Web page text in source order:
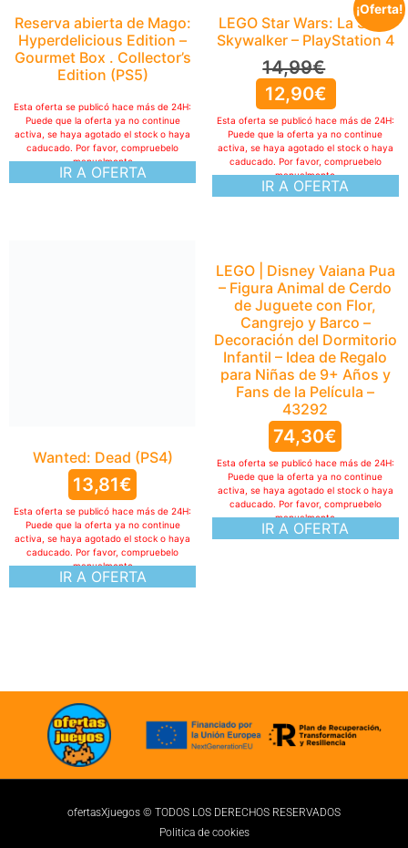
Reserva abierta de Mago:
Hyperdelicious Edition –
Gourmet Box . Collector’s
Edition (PS5)
IR A OFERTA
Esta oferta se publicó hace más de 24H:
Puede que la oferta ya no continue
activa, se haya agotado el stock o haya
caducado. Por favor, compruebelo
manualmente
¡Oferta!
LEGO Star Wars: La Saga
Skywalker – PlayStation 4
14,99€
12,90€
IR A OFERTA
Esta oferta se publicó hace más de 24H:
Puede que la oferta ya no continue
activa, se haya agotado el stock o haya
caducado. Por favor, compruebelo
manualmente
LEGO | Disney Vaiana Pua
– Figura Animal de Cerdo
de Juguete con Flor,
Cangrejo y Barco –
Decoración del Dormitorio
Infantil – Idea de Regalo
para Niñas de 9+ Años y
Fans de la Película –
43292
74,30€
IR A OFERTA
Esta oferta se publicó hace más de 24H:
Puede que la oferta ya no continue
activa, se haya agotado el stock o haya
caducado. Por favor, compruebelo
manualmente
ofertasXjuegos © TODOS LOS DERECHOS RESERVADOS
Politica de cookies